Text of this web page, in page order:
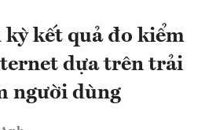
kỳ kết quả đo kiểm
dựa trên trải
người dùng